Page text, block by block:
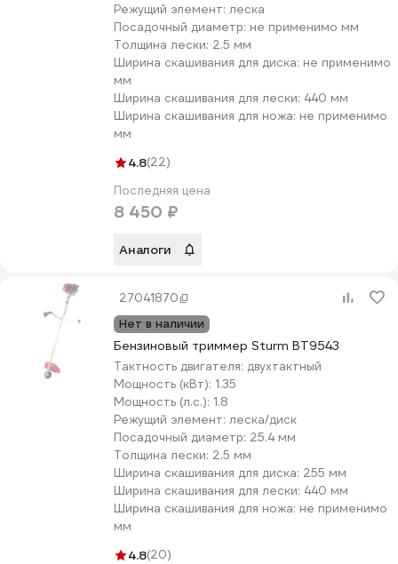
Режущий элемент: леска
Посадочный диаметр: не применимо мм
Толщина лески: 2.5 мм
Ширина скашивания для диска: не применимо
мм
Ширина скашивания для лески: 440 мм
Ширина скашивания для ножа: не применимо
мм
4.8(22)
Последняя цена
8 450 ₽
Аналоги
27041870
Нет в наличии
Бензиновый триммер Sturm BT9543
Тактность двигателя: двухтактный
Мощность (кВт): 1.35
Мощность (л.с.): 1.8
Режущий элемент: леска/диск
Посадочный диаметр: 25.4 мм
Толщина лески: 2.5 мм
Ширина скашивания для диска: 255 мм
Ширина скашивания для лески: 440 мм
Ширина скашивания для ножа: не применимо
мм
4.8(20)